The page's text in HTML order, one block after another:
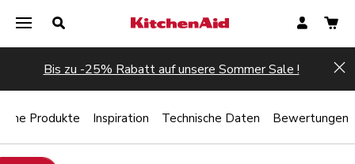
Bis zu -25% Rabatt auf unsere Sommer Sale !
Produkte Inspiration Technische Daten Bewertungen